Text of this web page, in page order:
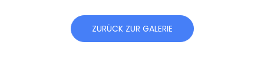
ZURÜCK ZUR GALERIE